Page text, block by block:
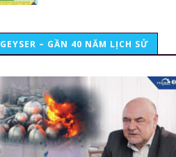
GEYSER – GẦN 40 NĂM LỊCH SỬ